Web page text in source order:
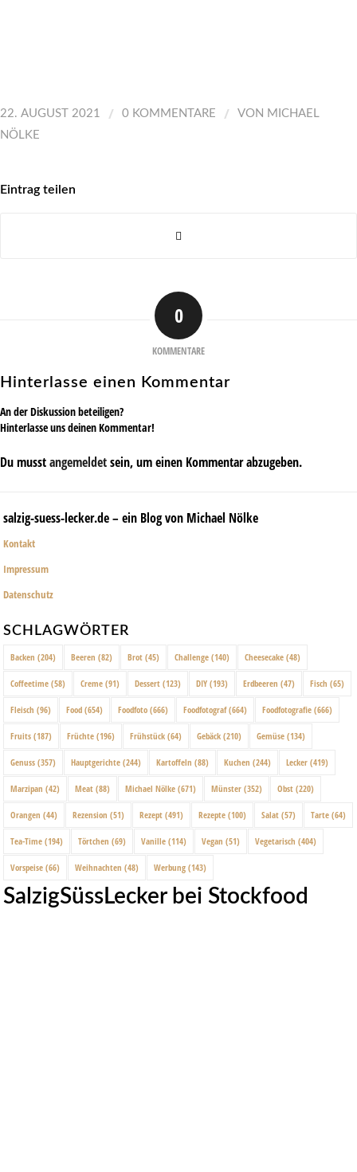
22. AUGUST 2021 / 0 KOMMENTARE / VON MICHAEL
NÖLKE
Eintrag teilen
0
KOMMENTARE
Hinterlasse einen Kommentar
An der Diskussion beteiligen?
Hinterlasse uns deinen Kommentar!
Du musstangemeldetsein, um einen Kommentar abzugeben.
salzig-suess-lecker.de – ein Blog von Michael Nölke
Kontakt
Impressum
Datenschutz
SCHLAGWÖRTER
Backen (204) Beeren (82) Brot (45) Challenge (140) Cheesecake (48)
Coffeetime (58) Creme (91) Dessert (123) DIY (193) Erdbeeren (47) Fisch (65)
Fleisch (96) Food (654) Foodfoto (666) Foodfotograf(664) Foodfotografie (666)
Fruits (187) Früchte (196) Frühstück (64) Gebäck (210) Gemüse (134)
Genuss (357) Hauptgerichte (244) Kartoffeln (88) Kuchen (244) Lecker (419)
Marzipan (42) Meat (88) Michael Nölke (671) Münster (352) Obst (220)
Orangen (44) Rezension (51) Rezept (491) Rezepte (100) Salat (57) Tarte (64)
Tea-Time (194) Törtchen (69) Vanille (114) Vegan (51) Vegetarisch (404)
Vorspeise (66) Weihnachten (48) Werbung (143)
SalzigSüssLecker bei Stockfood